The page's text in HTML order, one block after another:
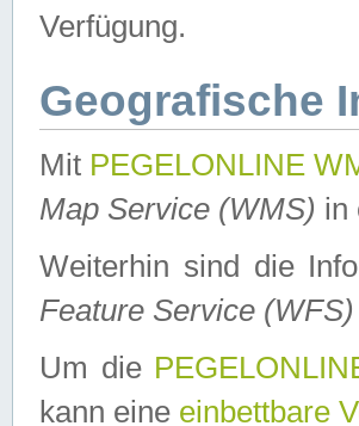
Verfügung.
Geografische
Mit PEGELONLINE
Map Service (WMS) in
Weiterhin sind die
Feature Service (WFS)
Um die
kann eine einbettbare